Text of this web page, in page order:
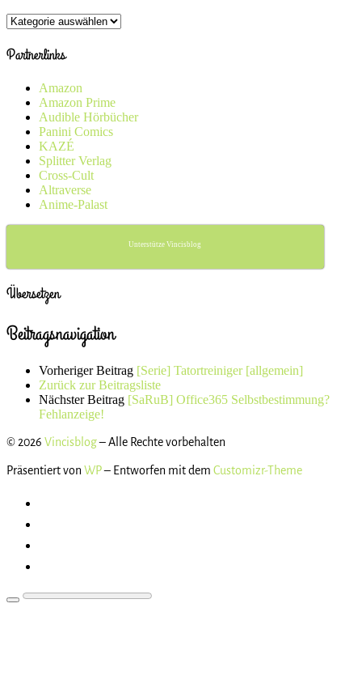
Kategorien
Partnerlinks
Amazon
Amazon Prime
Audible Hörbücher
Panini Comics
KAZÉ
Splitter Verlag
Cross-Cult
Altraverse
Anime-Palast
Unterstütze Vincisblog
Übersetzen
Beitragsnavigation
Vorheriger Beitrag [Serie] Tatortreiniger [allgemein]
Zurück zur Beitragsliste
Nächster Beitrag [SaRuB] Office365 Selbstbestimmung?
Fehlanzeige!
© 2026 Vincisblog– Alle Rechte vorbehalten
Präsentiert von WP– Entworfen mit dem Customizr-Theme